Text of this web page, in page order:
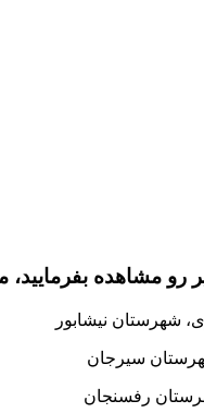
رو مشاهده
شهرستان نیشابور
سیرجان
رفسنجان